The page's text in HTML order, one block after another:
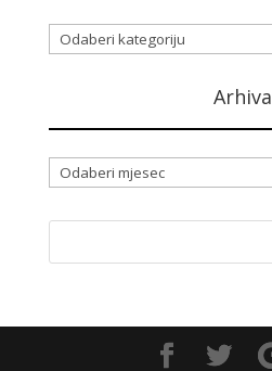
Kategorije
Arhiva
Arhiva